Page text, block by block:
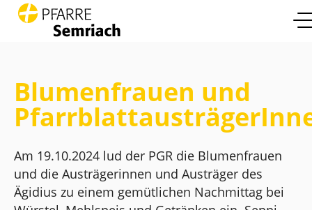
Pfarrleben
Die Pfarre
Blumenfrauen und
Am 19.10.2024 lud der PGR die Blumenfrauen
und die Austrägerinnen und Austräger des
Ägidius zu einem gemütlichen Nachmittag bei